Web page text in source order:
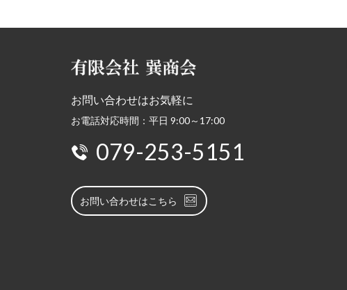
お問い合わせはお気軽に
お電話対応時間：平日 9:00～17:00
079-253-5151
お問い合わせはこちら